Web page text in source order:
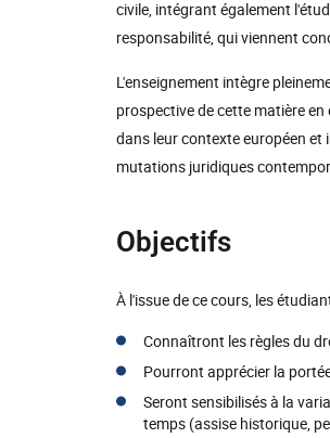
civile, intégrant également
responsabilité, qui viennent
L'enseignement intègre
prospective de cette matière
dans leur contexte européen
mutations juridiques
Objectifs
À l'issue de ce cours, les
Connaîtront les règles du
Pourront apprécier la
Seront sensibilisés à la
temps (assise historique,